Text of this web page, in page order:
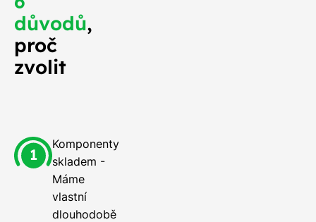
důvodů,
proč
zvolit
Komponenty
skladem -
Máme
vlastní
dlouhodobě